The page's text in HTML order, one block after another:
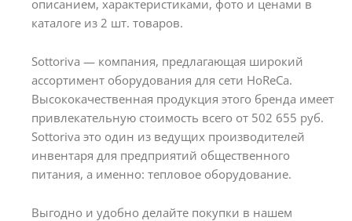
описанием, характеристиками, фото и ценами в
каталоге из 2 шт. товаров.
Sottoriva — компания, предлагающая широкий
ассортимент оборудования для сети HoReCa.
Высококачественная продукция этого бренда имеет
привлекательную стоимость всего от 502 655 руб.
Sottoriva это один из ведущих производителей
инвентаря для предприятий общественного
питания, а именно: тепловое оборудование.
Выгодно и удобно делайте покупки в нашем